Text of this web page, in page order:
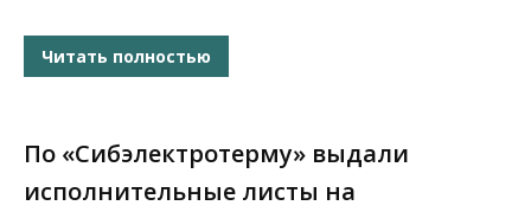
Читать полностью
По «Сибэлектротерму» выдали
исполнительные листы на